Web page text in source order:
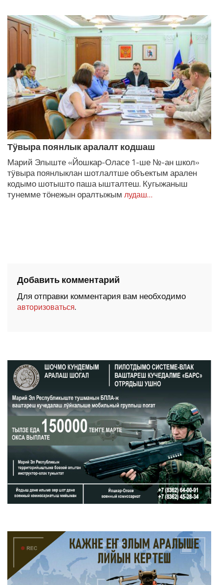
Тӱвыра поянлык аралалт кодшаш
Марий Элыште «Йошкар-Оласе 1-ше №-ан школ»
тӱвыра поянлыклан шотлалтше объектым арален
кодымо шотышто паша ышталтеш. Кугыжаныш
тунемме тӧнежын оралтыжым лудаш…
Добавить комментарий
Для отправки комментария вам необходимо
авторизоваться.